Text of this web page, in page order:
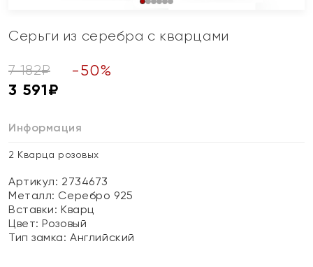
Серьги из серебра с кварцами
7 182₽ -50%
3 591₽
Информация
2 Кварца розовых
Артикул: 2734673
Металл: Серебро 925
Вставки:Кварц
Цвет:Розовый
Тип замка:Английский